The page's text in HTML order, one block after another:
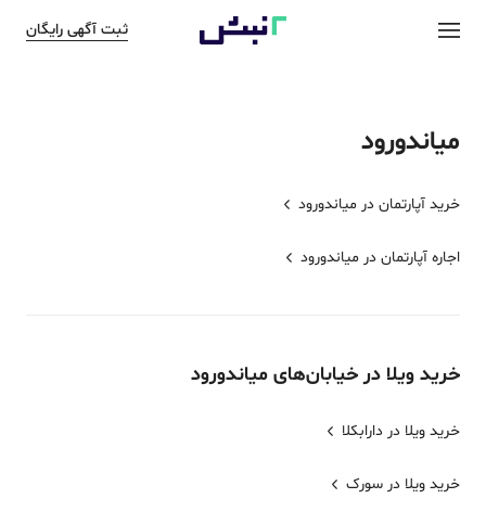
ثبت آگهی رایگان
میاندورود
خرید آپارتمان در میاندورود
اجاره آپارتمان در میاندورود
خرید ویلا در خیابان‌های میاندورود
خرید ویلا در دارابکلا
خرید ویلا در سورک